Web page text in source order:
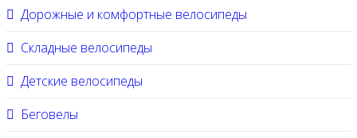
Дорожные и комфортные велосипеды
Складные велосипеды
Детские велосипеды
Беговелы